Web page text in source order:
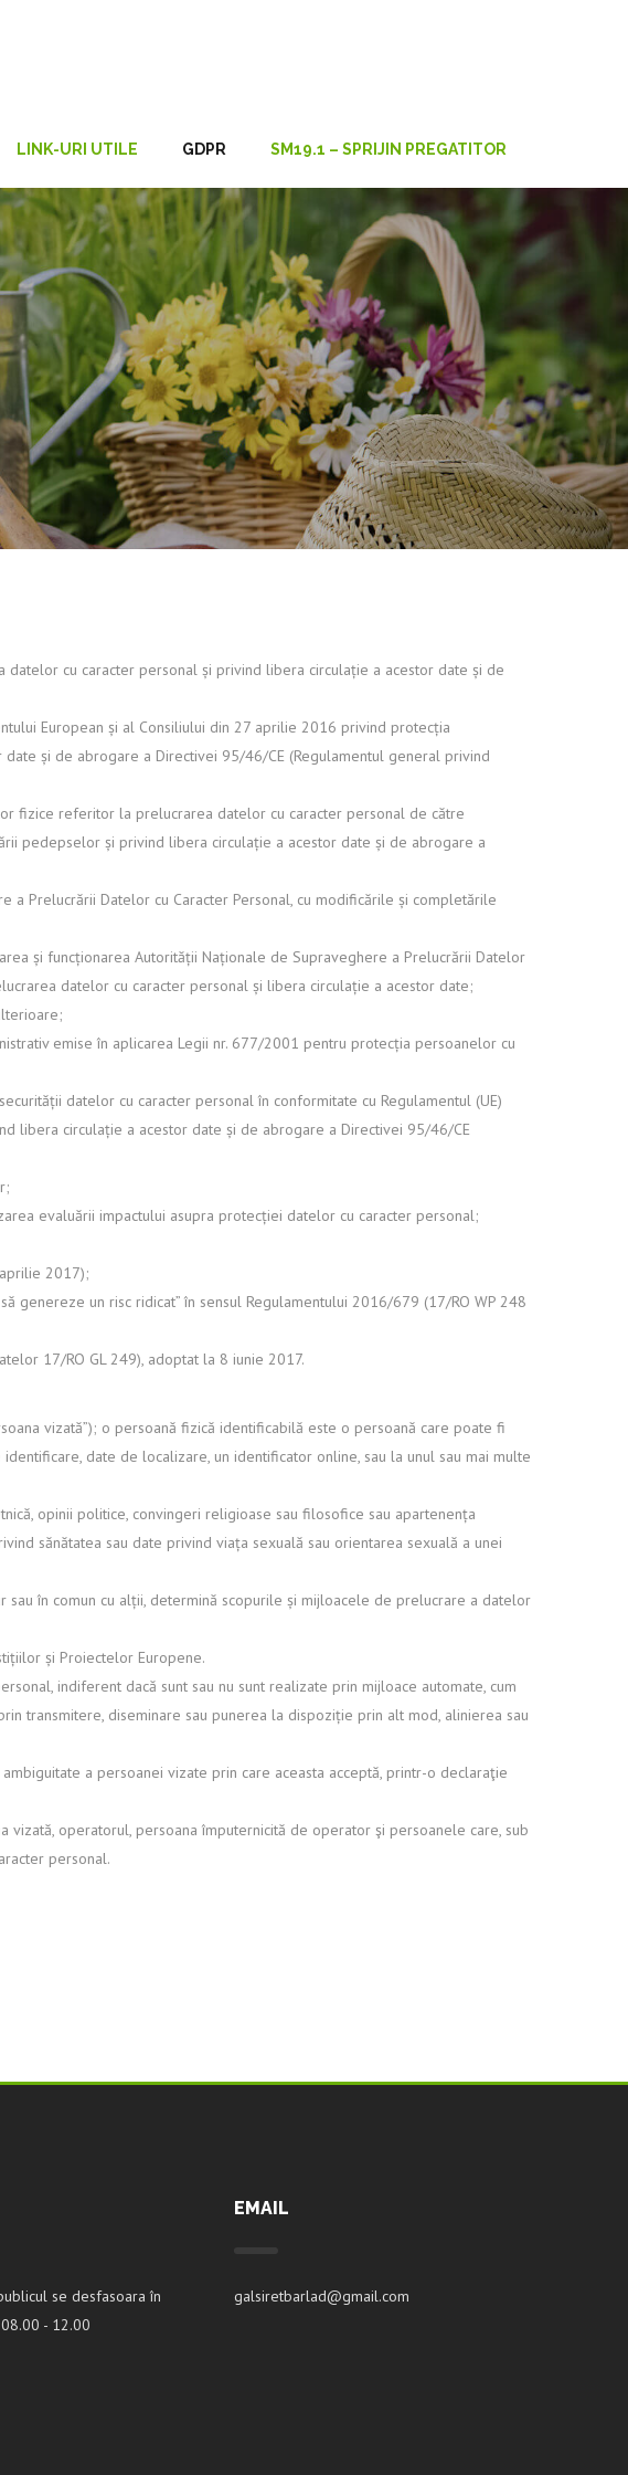
LINK-URI UTILE GDPR SM19.1 – SPRIJIN PREGATITOR
cu caracter personal și privind libera circulație a acestor date și de
European și al Consiliului din 27 aprilie 2016 privind protecția
și de abrogare a Directivei 95/46/CE (Regulamentul general privind
fizice referitor la prelucrarea datelor cu caracter personal de către
pedepselor și privind libera circulație a acestor date și de abrogare a
Prelucrării Datelor cu Caracter Personal, cu modificările și completările
și funcționarea Autorității Naționale de Supraveghere a Prelucrării Datelor
datelor cu caracter personal și libera circulație a acestor date;
emise în aplicarea Legii nr. 677/2001 pentru protecția persoanelor cu
datelor cu caracter personal în conformitate cu Regulamentul (UE)
libera circulație a acestor date și de abrogare a Directivei 95/46/CE
evaluării impactului asupra protecției datelor cu caracter personal;
2017);
genereze un risc ridicat” în sensul Regulamentului 2016/679 (17/RO WP 248
17/RO GL 249), adoptat la 8 iunie 2017.
vizată”); o persoană fizică identificabilă este o persoană care poate fi
date de localizare, un identificator online, sau la unul sau mai multe
opinii politice, convingeri religioase sau filosofice sau apartenența
sănătatea sau date privind viața sexuală sau orientarea sexuală a unei
sau în comun cu alții, determină scopurile și mijloacele de prelucrare a datelor
și Proiectelor Europene.
indiferent dacă sunt sau nu sunt realizate prin mijloace automate, cum
transmitere, diseminare sau punerea la dispoziție prin alt mod, alinierea sau
a persoanei vizate prin care aceasta acceptă, printr-o declaraţie
vizată, operatorul, persoana împuternicită de operator şi persoanele care, sub
personal.
se desfasoara în
- 12.00
EMAIL
galsiretbarlad@gmail.com